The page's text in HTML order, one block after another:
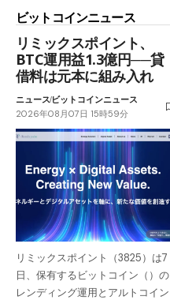
ビットコインニュース
リミックスポイント、
BTC運用益1.3億円──貸
借料は元本に組み入れ
ニュースビットコインニュース
2026年08月07日 15時59分
リミックスポイント（3825）は7
日、保有するビットコイン（）の
レンディング運用とアルトコイン